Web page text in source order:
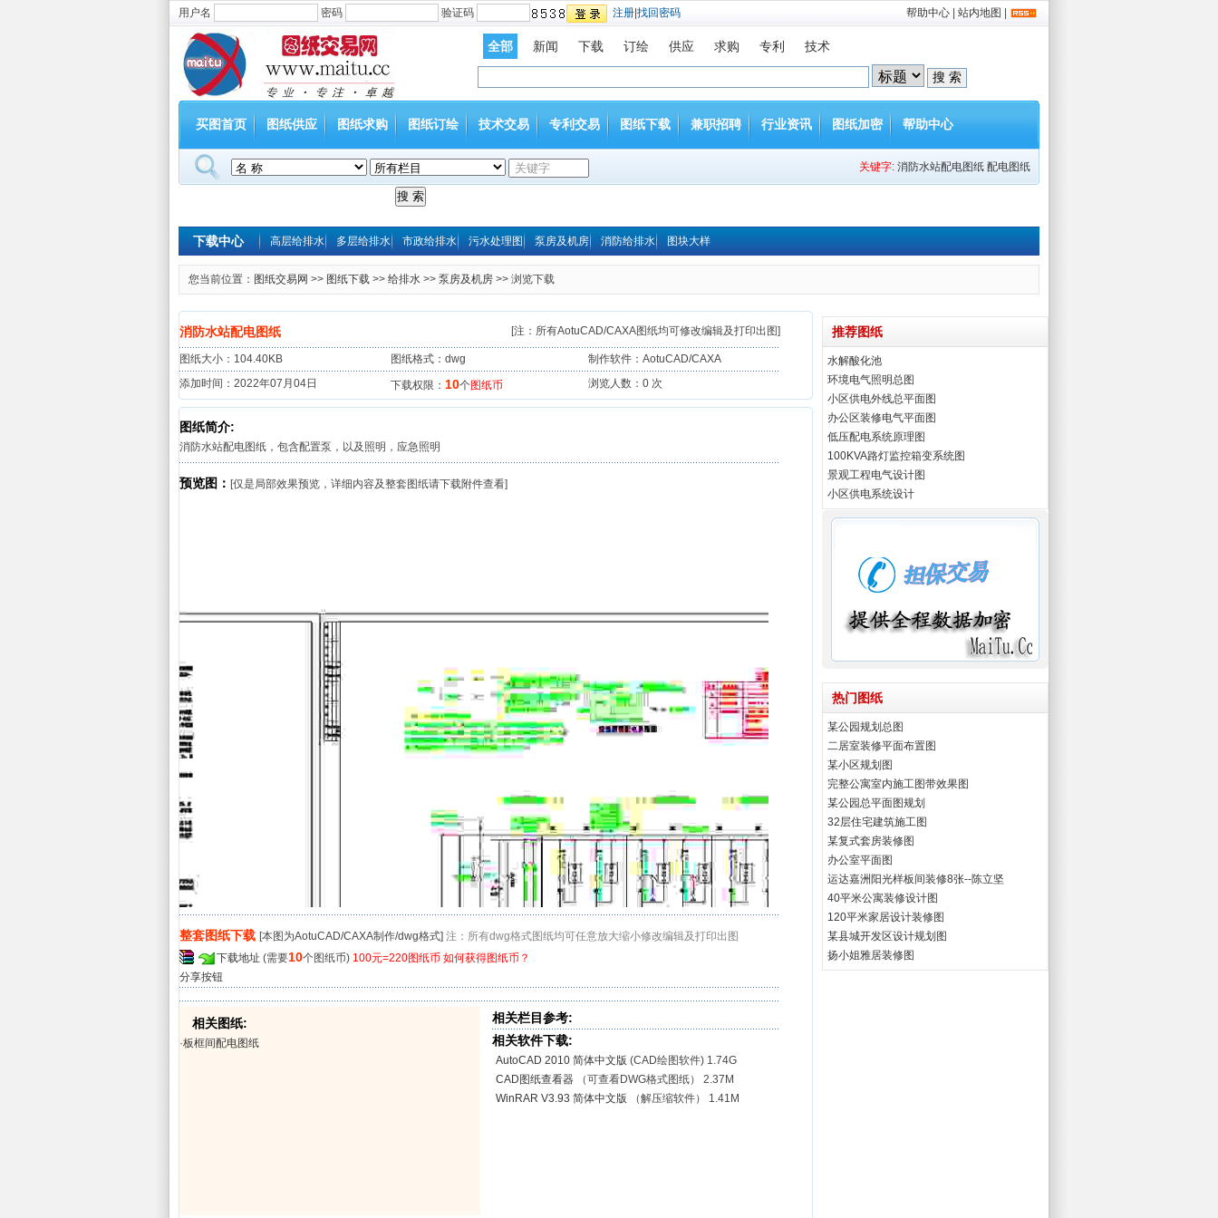
用户名 密码 验证码 注册 找回密码 帮助中心 站内地图
全部 新闻 下载 订绘 供应 求购 专利 技术
买图首页 图纸供应 图纸求购 图纸订绘 技术交易 专利交易 图纸下载 兼职招聘 行业资讯 图纸加密 帮助中心
关键字: 消防水站配电图纸 配电图纸
下载中心 高层给排水 多层给排水 市政给排水 污水处理图 泵房及机房 消防给排水 图块大样
您当前位置： 图纸交易网 >> 图纸下载 >> 给排水 >> 泵房及机房 >> 浏览下载
消防水站配电图纸 [注：所有AotuCAD/CAXA图纸均可修改编辑及打印出图]
图纸大小：104.40KB 图纸格式：dwg
制作软件：AotuCAD/CAXA
添加时间：2022年07月04日
下载权限： 10个 图纸币 浏览人数： 0 次
图纸简介:
消防水站配电图纸，包含配置泵，以及照明，应急照明
预览图： [仅是局部效果预览，详细内容及整套图纸请下载附件查看]
整套图纸下载 [本图为AotuCAD/CAXA制作/dwg格式] 注：所有dwg格式图纸均可任意放大缩小修改编辑及打印出图
下载地址 (需要10个图纸币) 100元=220图纸币 如何获得图纸币？
分享按钮
相关图纸:
·板框间配电图纸
相关栏目参考:
相关软件下载:
AutoCAD 2010 简体中文版 (CAD绘图软件) 1.74G
CAD图纸查看器 （可查看DWG格式图纸） 2.37M
WinRAR V3.93 简体中文版 （解压缩软件） 1.41M
推荐图纸
水解酸化池
环境电气照明总图
小区供电外线总平面图
办公区装修电气平面图
低压配电系统原理图
100KVA路灯监控箱变系统图
景观工程电气设计图
小区供电系统设计
热门图纸
某公园规划总图
二居室装修平面布置图
某小区规划图
完整公寓室内施工图带效果图
某公园总平面图规划
32层住宅建筑施工图
某复式套房装修图
办公室平面图
运达嘉洲阳光样板间装修8张--陈立坚
40平米公寓装修设计图
120平米家居设计装修图
某县城开发区设计规划图
扬小姐雅居装修图